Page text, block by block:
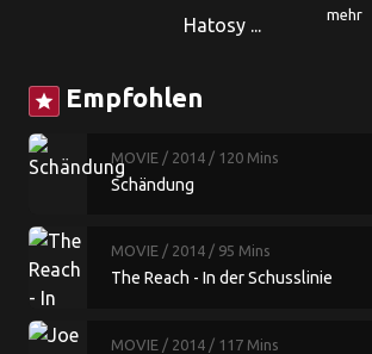
Hatosy ...
mehr
star Empfohlen
MOVIE / 2014 / 120 Mins
Schändung
MOVIE / 2014 / 95 Mins
The Reach - In der Schusslinie
MOVIE / 2014 / 117 Mins